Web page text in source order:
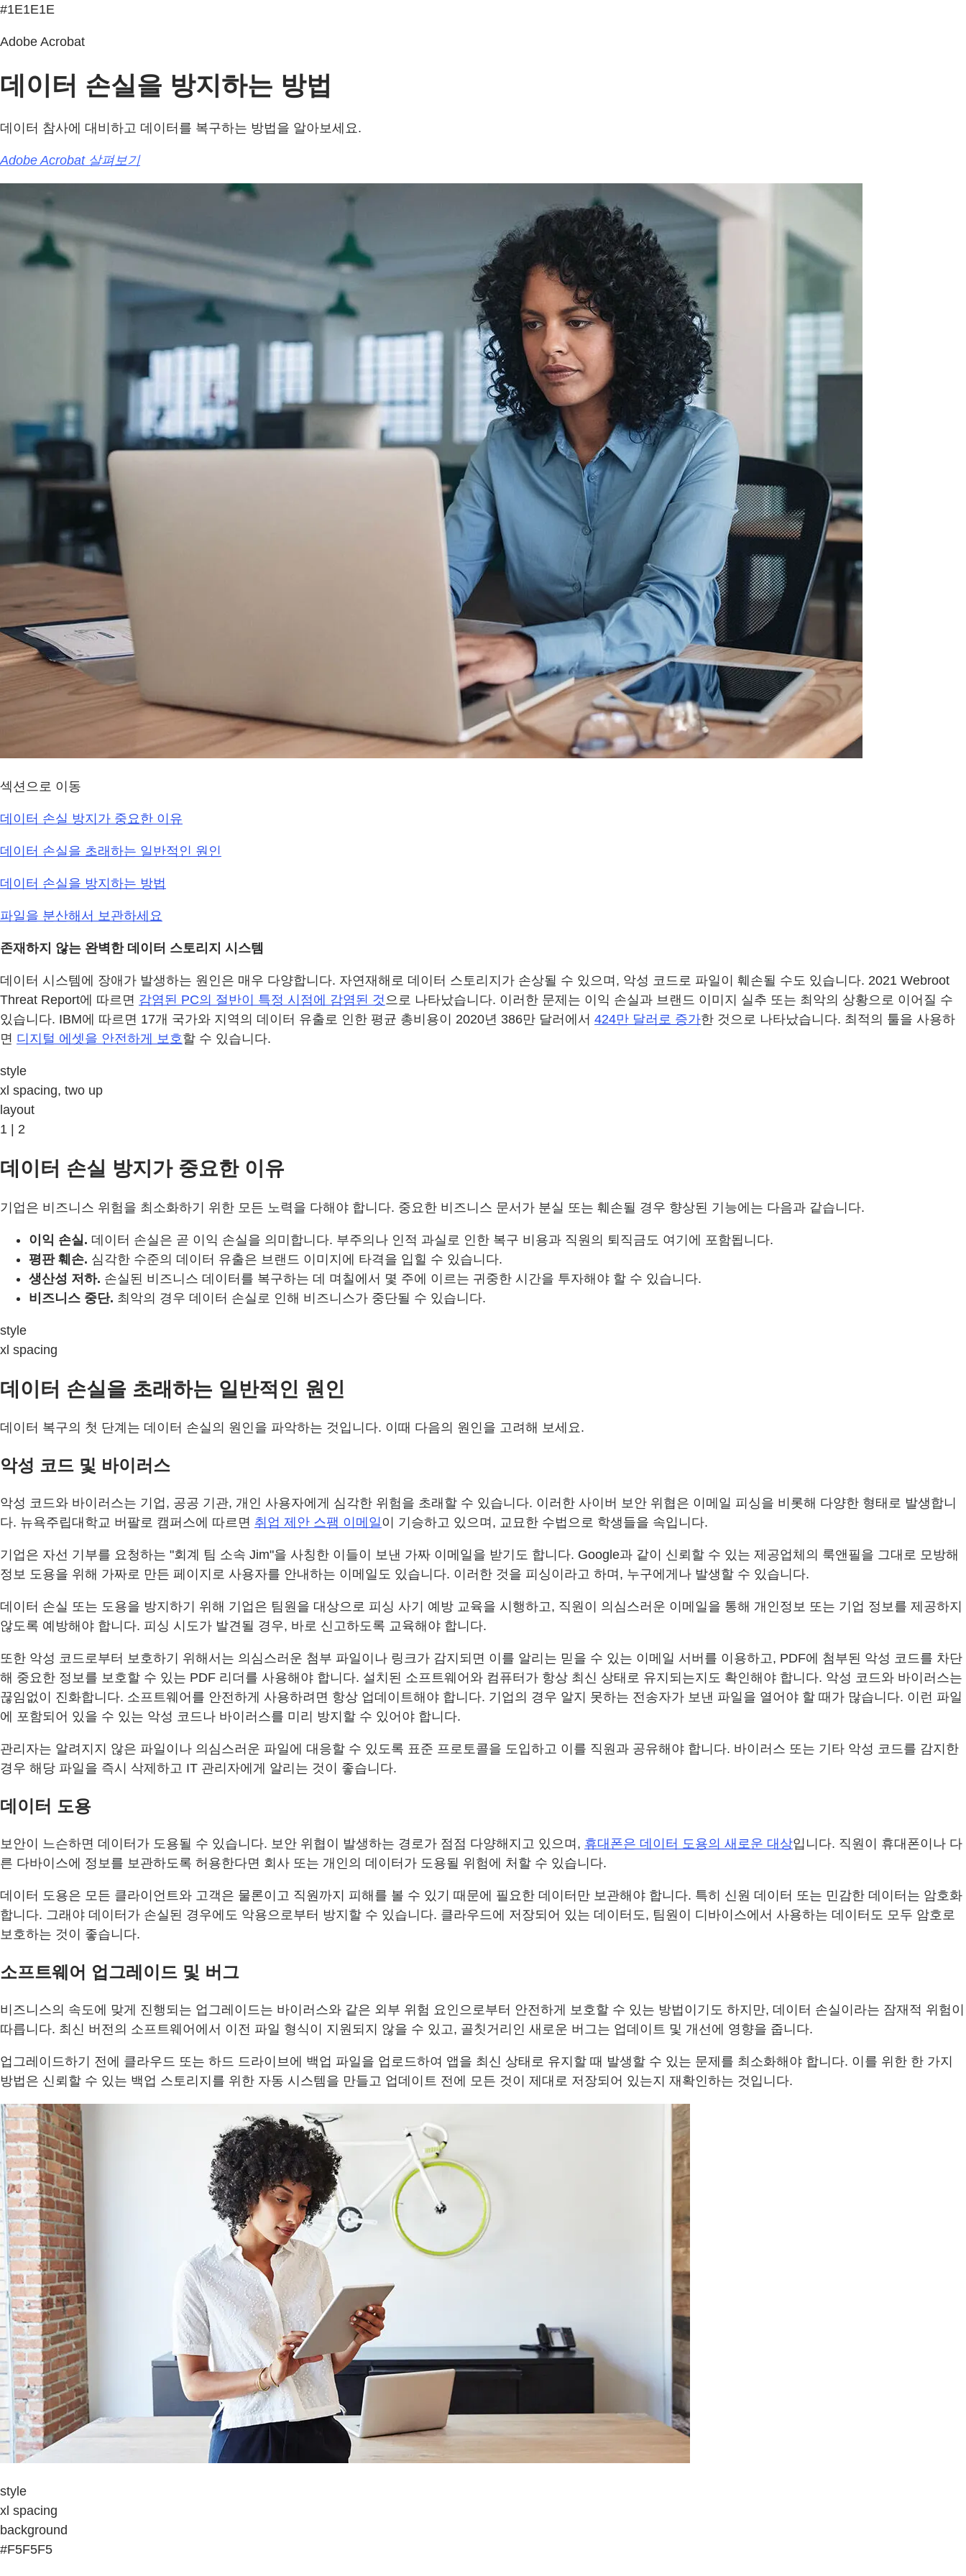
#1E1E1E
Adobe Acrobat
데이터 손실을 방지하는 방법
데이터 참사에 대비하고 데이터를 복구하는 방법을 알아보세요.
Adobe Acrobat 살펴보기
섹션으로 이동
데이터 손실 방지가 중요한 이유
데이터 손실을 초래하는 일반적인 원인
데이터 손실을 방지하는 방법
파일을 분산해서 보관하세요
존재하지 않는 완벽한 데이터 스토리지 시스템
데이터 시스템에 장애가 발생하는 원인은 매우 다양합니다. 자연재해로 데이터 스토리지가 손상될 수 있으며, 악성 코드로 파일이 훼손될 수도 있습니다. 2021 Webroot
Threat Report에 따르면 감염된 PC의 절반이 특정 시점에 감염된 것으로 나타났습니다. 이러한 문제는 이익 손실과 브랜드 이미지 실추 또는 최악의 상황으로 이어질 수
있습니다. IBM에 따르면 17개 국가와 지역의 데이터 유출로 인한 평균 총비용이 2020년 386만 달러에서 424만 달러로 증가한 것으로 나타났습니다. 최적의 툴을 사용하
면 디지털 에셋을 안전하게 보호할 수 있습니다.
style
xl spacing, two up
layout
1 | 2
데이터 손실 방지가 중요한 이유
기업은 비즈니스 위험을 최소화하기 위한 모든 노력을 다해야 합니다. 중요한 비즈니스 문서가 분실 또는 훼손될 경우 향상된 기능에는 다음과 같습니다.
이익 손실. 데이터 손실은 곧 이익 손실을 의미합니다. 부주의나 인적 과실로 인한 복구 비용과 직원의 퇴직금도 여기에 포함됩니다.
평판 훼손. 심각한 수준의 데이터 유출은 브랜드 이미지에 타격을 입힐 수 있습니다.
생산성 저하. 손실된 비즈니스 데이터를 복구하는 데 며칠에서 몇 주에 이르는 귀중한 시간을 투자해야 할 수 있습니다.
비즈니스 중단. 최악의 경우 데이터 손실로 인해 비즈니스가 중단될 수 있습니다.
style
xl spacing
데이터 손실을 초래하는 일반적인 원인
데이터 복구의 첫 단계는 데이터 손실의 원인을 파악하는 것입니다. 이때 다음의 원인을 고려해 보세요.
악성 코드 및 바이러스
악성 코드와 바이러스는 기업, 공공 기관, 개인 사용자에게 심각한 위험을 초래할 수 있습니다. 이러한 사이버 보안 위협은 이메일 피싱을 비롯해 다양한 형태로 발생합니
다. 뉴욕주립대학교 버팔로 캠퍼스에 따르면 취업 제안 스팸 이메일이 기승하고 있으며, 교묘한 수법으로 학생들을 속입니다.
기업은 자선 기부를 요청하는 "회계 팀 소속 Jim"을 사칭한 이들이 보낸 가짜 이메일을 받기도 합니다. Google과 같이 신뢰할 수 있는 제공업체의 룩앤필을 그대로 모방해
정보 도용을 위해 가짜로 만든 페이지로 사용자를 안내하는 이메일도 있습니다. 이러한 것을 피싱이라고 하며, 누구에게나 발생할 수 있습니다.
데이터 손실 또는 도용을 방지하기 위해 기업은 팀원을 대상으로 피싱 사기 예방 교육을 시행하고, 직원이 의심스러운 이메일을 통해 개인정보 또는 기업 정보를 제공하지
않도록 예방해야 합니다. 피싱 시도가 발견될 경우, 바로 신고하도록 교육해야 합니다.
또한 악성 코드로부터 보호하기 위해서는 의심스러운 첨부 파일이나 링크가 감지되면 이를 알리는 믿을 수 있는 이메일 서버를 이용하고, PDF에 첨부된 악성 코드를 차단
해 중요한 정보를 보호할 수 있는 PDF 리더를 사용해야 합니다. 설치된 소프트웨어와 컴퓨터가 항상 최신 상태로 유지되는지도 확인해야 합니다. 악성 코드와 바이러스는
끊임없이 진화합니다. 소프트웨어를 안전하게 사용하려면 항상 업데이트해야 합니다. 기업의 경우 알지 못하는 전송자가 보낸 파일을 열어야 할 때가 많습니다. 이런 파일
에 포함되어 있을 수 있는 악성 코드나 바이러스를 미리 방지할 수 있어야 합니다.
관리자는 알려지지 않은 파일이나 의심스러운 파일에 대응할 수 있도록 표준 프로토콜을 도입하고 이를 직원과 공유해야 합니다. 바이러스 또는 기타 악성 코드를 감지한
경우 해당 파일을 즉시 삭제하고 IT 관리자에게 알리는 것이 좋습니다.
데이터 도용
보안이 느슨하면 데이터가 도용될 수 있습니다. 보안 위협이 발생하는 경로가 점점 다양해지고 있으며, 휴대폰은 데이터 도용의 새로운 대상입니다. 직원이 휴대폰이나 다
른 다바이스에 정보를 보관하도록 허용한다면 회사 또는 개인의 데이터가 도용될 위험에 처할 수 있습니다.
데이터 도용은 모든 클라이언트와 고객은 물론이고 직원까지 피해를 볼 수 있기 때문에 필요한 데이터만 보관해야 합니다. 특히 신원 데이터 또는 민감한 데이터는 암호화
합니다. 그래야 데이터가 손실된 경우에도 악용으로부터 방지할 수 있습니다. 클라우드에 저장되어 있는 데이터도, 팀원이 디바이스에서 사용하는 데이터도 모두 암호로
보호하는 것이 좋습니다.
소프트웨어 업그레이드 및 버그
비즈니스의 속도에 맞게 진행되는 업그레이드는 바이러스와 같은 외부 위험 요인으로부터 안전하게 보호할 수 있는 방법이기도 하지만, 데이터 손실이라는 잠재적 위험이
따릅니다. 최신 버전의 소프트웨어에서 이전 파일 형식이 지원되지 않을 수 있고, 골칫거리인 새로운 버그는 업데이트 및 개선에 영향을 줍니다.
업그레이드하기 전에 클라우드 또는 하드 드라이브에 백업 파일을 업로드하여 앱을 최신 상태로 유지할 때 발생할 수 있는 문제를 최소화해야 합니다. 이를 위한 한 가지
방법은 신뢰할 수 있는 백업 스토리지를 위한 자동 시스템을 만들고 업데이트 전에 모든 것이 제대로 저장되어 있는지 재확인하는 것입니다.
style
xl spacing
background
#F5F5F5